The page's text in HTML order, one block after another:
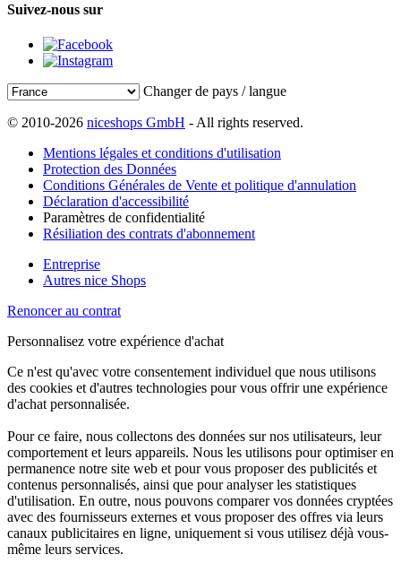
Suivez-nous sur
Changer de pays / langue
© 2010-2026 niceshops GmbH - All rights reserved.
Mentions légales et conditions d'utilisation
Protection des Données
Conditions Générales de Vente et politique d'annulation
Déclaration d'accessibilité
Paramètres de confidentialité
Résiliation des contrats d'abonnement
Entreprise
Autres nice Shops
Renoncer au contrat
Personnalisez votre expérience d'achat
Ce n'est qu'avec votre consentement individuel que nous utilisons
des cookies et d'autres technologies pour vous offrir une expérience
d'achat personnalisée.
Pour ce faire, nous collectons des données sur nos utilisateurs, leur
comportement et leurs appareils. Nous les utilisons pour optimiser en
permanence notre site web et pour vous proposer des publicités et
contenus personnalisés, ainsi que pour analyser les statistiques
d'utilisation. En outre, nous pouvons comparer vos données cryptées
avec des fournisseurs externes et vous proposer des offres via leurs
canaux publicitaires en ligne, uniquement si vous utilisez déjà vous-
même leurs services.